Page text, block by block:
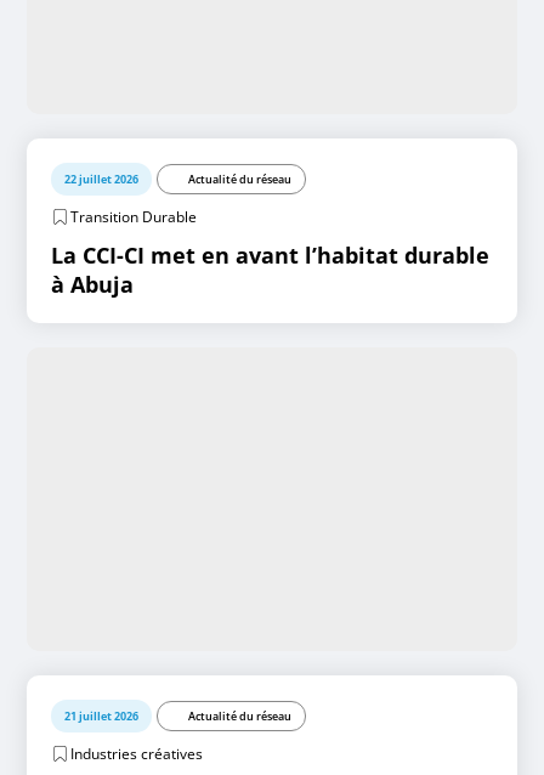
22 juillet 2026 Actualité du réseau
Transition Durable
La CCI-CI met en avant l’habitat durable
à Abuja
21 juillet 2026 Actualité du réseau
Industries créatives